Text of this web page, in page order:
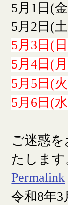
5月1日
5月2日(
5月3日(
5月4日(
5月5日(
5月6日(
ご迷惑
たします
Permalink
令和8年